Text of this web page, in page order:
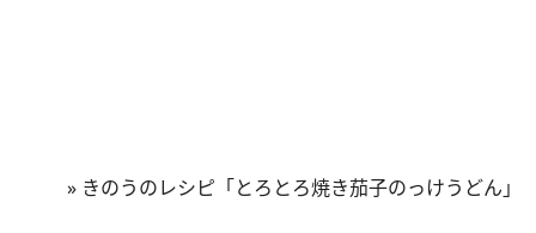
» きのうのレシピ「とろとろ焼き茄子のっけうどん」